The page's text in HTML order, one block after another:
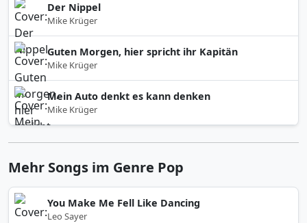
Der Nippel
Mike Krüger
Guten Morgen, hier spricht ihr Kapitän
Mike Krüger
Mein Auto denkt es kann denken
Mike Krüger
Mehr Songs im Genre Pop
You Make Me Fell Like Dancing
Leo Sayer